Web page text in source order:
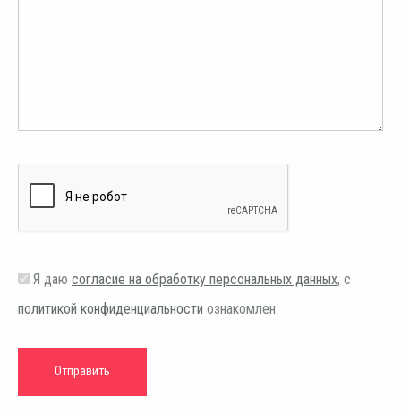
Я даю согласие на обработку персональных данных, с
политикой конфиденциальности ознакомлен